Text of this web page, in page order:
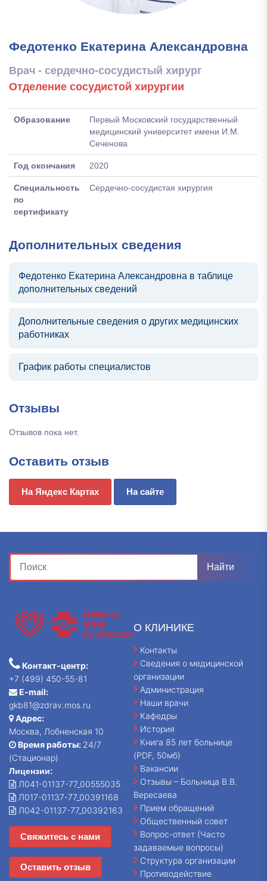
Федотенко Екатерина Александровна
Врач - сердечно-сосудистый хирург
Отделение сосудистой хирургии
Образование
Первый Московский государственный
медицинский университет имени И.М.
Сеченова
Год окончания 2020
Специальность
по
сертификату
Сердечно-сосудистая хирургия
Дополнительных сведения
Федотенко Екатерина Александровна в таблице
дополнительных сведений
Дополнительные сведения о других медицинских
работниках
График работы специалистов
Отзывы
Отзывов пока нет.
Оставить отзыв
На Яндекс Картах На сайте
Контакт-центр:
+7 (499) 450-55-81
E-mail:
gkb81@zdrav.mos.ru
Адрес:
Москва, Лобненская 10
Время работы: 24/7
(Стационар)
Лицензии:
Л041-01137-77_00555035
Л017-01137-77_00391168
Л042-01137-77_00392163
Свяжитесь с нами
Оставить отзыв
О КЛИНИКЕ
Контакты
Сведения о медицинской
организации
Администрация
Наши врачи
Кафедры
История
Книга 85 лет больнице
(PDF, 50мб)
Вакансии
Отзывы – Больница В.В.
Вересаева
Прием обращений
Общественный совет
Вопрос-ответ (Часто
задаваемые вопросы)
Структура организации
Противодействие